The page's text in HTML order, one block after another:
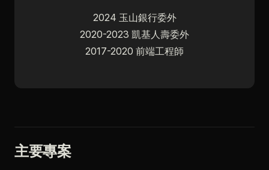
2024 玉山銀行委外
2020-2023 凱基人壽委外
2017-2020 前端工程師
主要專案